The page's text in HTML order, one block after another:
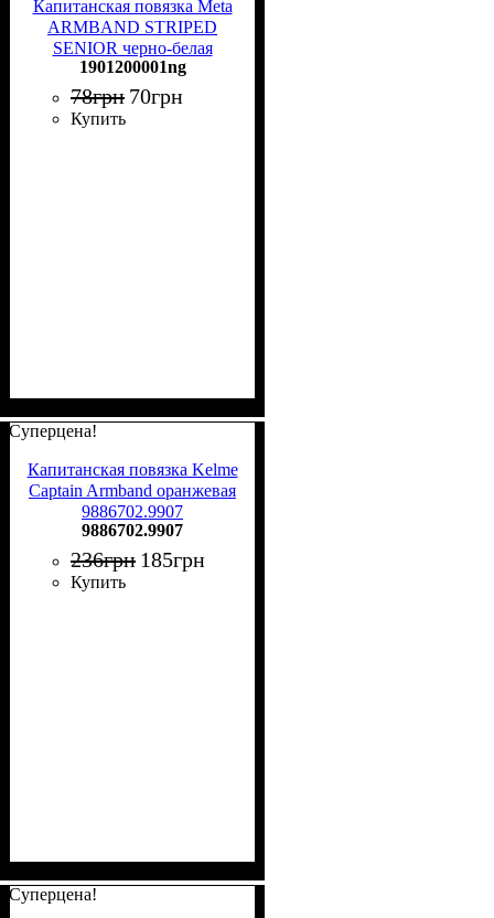
Капитанская повязка Meta
ARMBAND STRIPED
SENIOR черно-белая
1901200001ng
1901200001ng
78грн 70грн
Купить
Суперцена!
Капитанская повязка Kelme
Captain Armband оранжевая
9886702.9907
9886702.9907
236грн 185грн
Купить
Суперцена!